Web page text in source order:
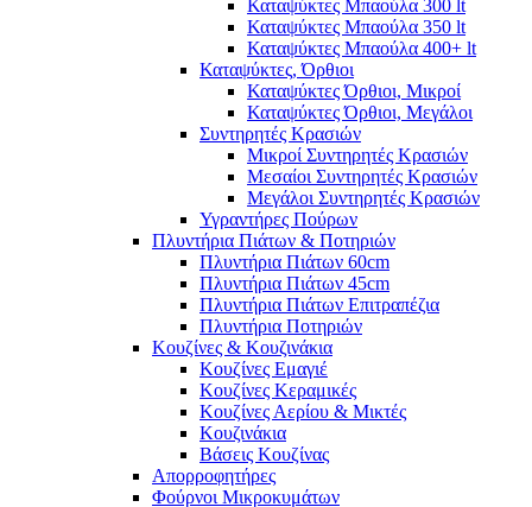
Καταψύκτες Μπαούλα 300 lt
Καταψύκτες Μπαούλα 350 lt
Καταψύκτες Μπαούλα 400+ lt
Καταψύκτες, Όρθιοι
Καταψύκτες Όρθιοι, Μικροί
Καταψύκτες Όρθιοι, Μεγάλοι
Συντηρητές Κρασιών
Μικροί Συντηρητές Κρασιών
Μεσαίοι Συντηρητές Κρασιών
Μεγάλοι Συντηρητές Κρασιών
Υγραντήρες Πούρων
Πλυντήρια Πιάτων & Ποτηριών
Πλυντήρια Πιάτων 60cm
Πλυντήρια Πιάτων 45cm
Πλυντήρια Πιάτων Επιτραπέζια
Πλυντήρια Ποτηριών
Κουζίνες & Κουζινάκια
Κουζίνες Εμαγιέ
Κουζίνες Κεραμικές
Κουζίνες Αερίου & Μικτές
Κουζινάκια
Βάσεις Κουζίνας
Απορροφητήρες
Φούρνοι Μικροκυμάτων